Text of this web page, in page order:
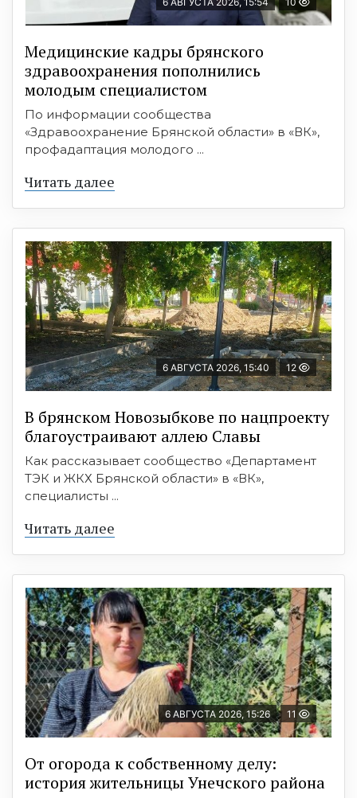
Медицинские кадры брянского
здравоохранения пополнились
молодым специалистом
По информации сообщества
«Здравоохранение Брянской области» в «ВК»,
профадаптация молодого ...
Читать далее
6 АВГУСТА 2026, 15:40 12
В брянском Новозыбкове по нацпроекту
благоустраивают аллею Славы
Как рассказывает сообщество «Департамент
ТЭК и ЖКХ Брянской области» в «ВК»,
специалисты ...
Читать далее
6 АВГУСТА 2026, 15:26 11
От огорода к собственному делу:
история жительницы Унечского района